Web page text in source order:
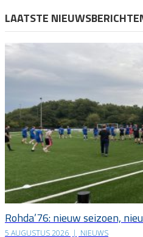
LAATSTE
Rohda’76: nieuw seizoen,
5 AUGUSTUS 2026 | NIEUWS